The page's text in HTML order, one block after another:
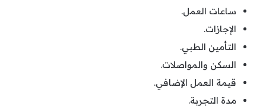
ساعات العمل.
الإجازات.
التأمين الطبي.
السكن والمواصلات.
قيمة العمل الإضافي.
مدة التجربة.